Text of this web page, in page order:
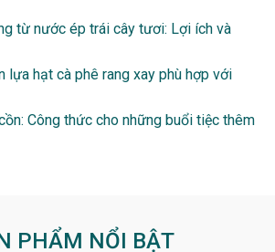
từ nước ép trái cây tươi: Lợi ích và
lựa hạt cà phê rang xay phù hợp với
Công thức cho những buổi tiệc thêm
PHẨM NỔI BẬT